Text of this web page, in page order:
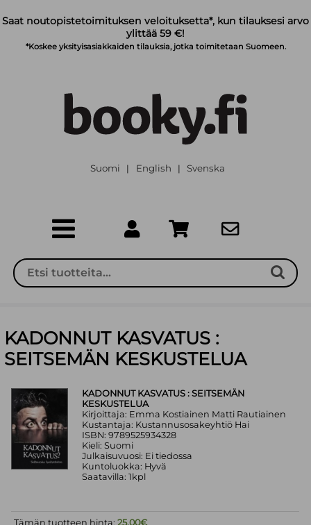
Saat noutopistetoimituksen veloituksetta*, kun tilauksesi arvo
ylittää 59 €!
*Koskee yksityisasiakkaiden tilauksia, jotka toimitetaan Suomeen.
Suomi | English | Svenska
KADONNUT KASVATUS :
SEITSEMÄN KESKUSTELUA
KADONNUT KASVATUS : SEITSEMÄN
KESKUSTELUA
Kirjoittaja: Emma Kostiainen Matti Rautiainen
Kustantaja: Kustannusosakeyhtiö Hai
ISBN: 9789525934328
Kieli: Suomi
Julkaisuvuosi: Ei tiedossa
Kuntoluokka: Hyvä
Saatavilla: 1kpl
Tämän tuotteen hinta:25.00€